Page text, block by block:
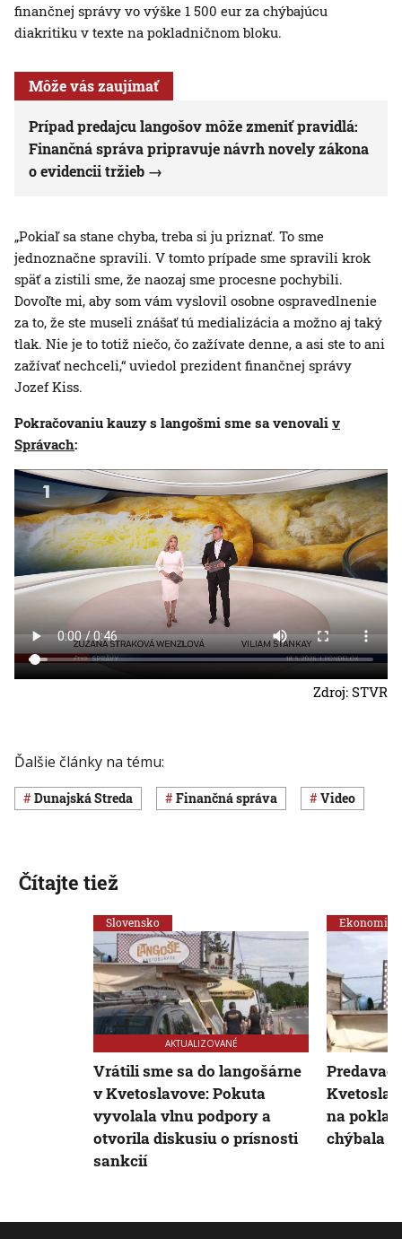
finančnej správy vo výške 1 500 eur za chýbajúcu
diakritiku v texte na pokladničnom bloku.
Môže vás zaujímať
Prípad predajcu langošov môže zmeniť pravidlá:
Finančná správa pripravuje návrh novely zákona
o evidencii tržieb
„Pokiaľ sa stane chyba, treba si ju priznať. To sme
jednoznačne spravili. V tomto prípade sme spravili krok
späť a zistili sme, že naozaj sme procesne pochybili.
Dovoľte mi, aby som vám vyslovil osobne ospravedlnenie
za to, že ste museli znášať tú medializácia a možno aj taký
tlak. Nie je to totiž niečo, čo zažívate denne, a asi ste to ani
zažívať nechceli,“ uviedol prezident finančnej správy
Jozef Kiss.
Pokračovaniu kauzy s langošmi sme sa venovali v
Správach:
Zdroj: STVR
Ďalšie články na tému:
Dunajská Streda finančná správa Video
Čítajte tiež
Slovensko
AKTUALIZOVANÉ
Vrátili sme sa do langošárne
v Kvetoslavove: Pokuta
vyvolala vlnu podpory a
otvorila diskusiu o prísnosti
sankcií
Ekonomika
Predavač
na
chýbala